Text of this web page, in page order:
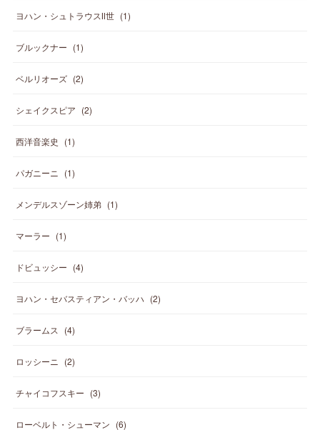
ヨハン・シュトラウスⅡ世 (1)
ブルックナー (1)
ベルリオーズ (2)
シェイクスピア (2)
西洋音楽史 (1)
パガニーニ (1)
メンデルスゾーン姉弟 (1)
マーラー (1)
ドビュッシー (4)
ヨハン・セバスティアン・バッハ (2)
ブラームス (4)
ロッシーニ (2)
チャイコフスキー (3)
ローベルト・シューマン (6)